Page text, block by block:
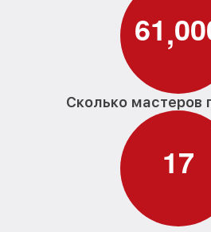
61,00
Сколько мастеров
17